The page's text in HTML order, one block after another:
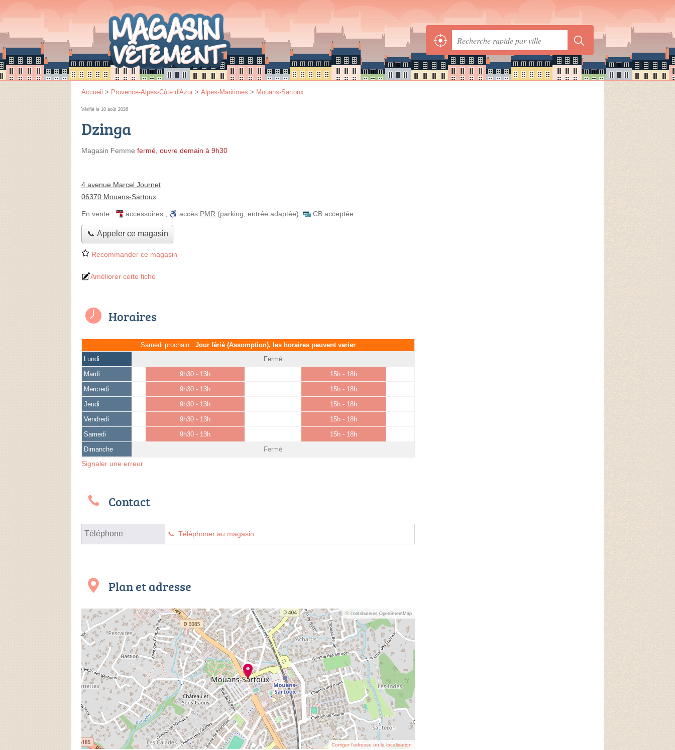
Accueil > Provence-Alpes-Côte d'Azur > Alpes-Maritimes > Mouans-Sartoux
Vérifié le 10 août 2026
Dzinga
Magasin Femme fermé, ouvre demain à 9h30
4 avenue Marcel Journet
06370 Mouans-Sartoux
En vente : accessoires accès PMR (parking, entrée adaptée) CB acceptée
📞 Appeler ce magasin
Recommander ce magasin
Améliorer cette fiche
Horaires
Samedi prochain : Jour férié (Assomption), les horaires peuvent varier
Lundi
Fermé
Mardi 9h30 - 13h 15h - 18h
Mercredi 9h30 - 13h 15h - 18h
Jeudi 9h30 - 13h 15h - 18h
Vendredi 9h30 - 13h 15h - 18h
Samedi 9h30 - 13h 15h - 18h
Dimanche Fermé
Signaler une erreur
Contact
Téléphone Téléphoner au magasin
Plan et adresse
© contributeurs OpenStreetMap
Corriger l’adresse ou la localisation